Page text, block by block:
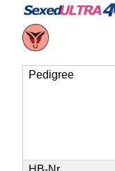
Pedigree